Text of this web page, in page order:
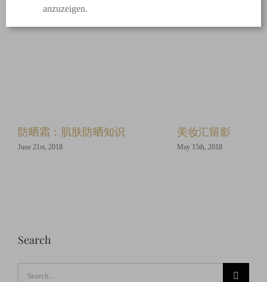
防晒霜：肌肤防晒知识
June 21st, 2018
美妆汇留影
May 15th, 2018
Search
anzuzeigen.